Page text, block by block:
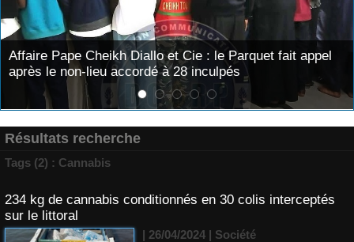
et Cie : le Parquet fait appel
à 28 inculpés
Justice : Khadim Bâ,
remis en liberté
Résultats recherche
Tags (2) : Cannabis
234 kg de cannabis conditionnés en 30 colis interceptés
sur le littoral
| 26/04/2024 | Société